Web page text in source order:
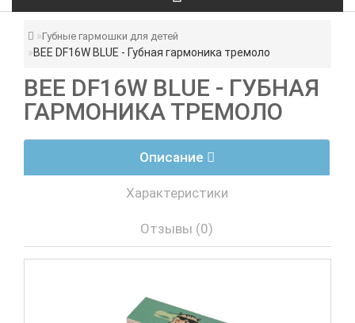
Губные гармошки для детей
BEE DF16W BLUE - Губная гармоника тремоло
BEE DF16W BLUE - ГУБНАЯ
ГАРМОНИКА ТРЕМОЛО
Описание
Характеристики
Отзывы (0)